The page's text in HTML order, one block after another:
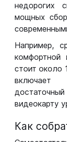
недорогих
мощных
Например,
комфортной
стоит около
включает
видеокарту
Как